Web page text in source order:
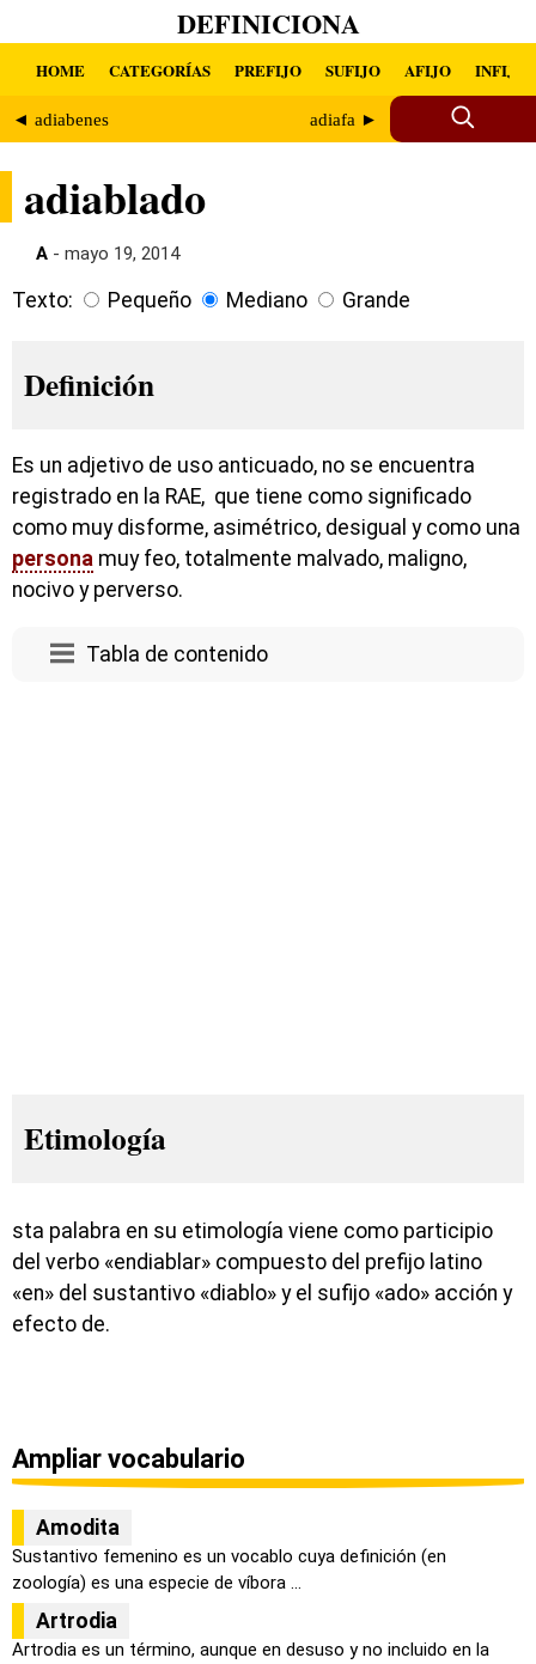
DEFINICIONA
HOME CATEGORÍAS PREFIJO SUFIJO AFIJO INFIJO
◄ adiabenes adiafa ►
adiablado
A - mayo 19, 2014
Texto: Pequeño Mediano Grande
Definición
Es un adjetivo de uso anticuado, no se encuentra
registrado en la RAE, que tiene como significado
como muy disforme, asimétrico, desigual y como una
persona muy feo, totalmente malvado, maligno,
nocivo y perverso.
Tabla de contenido
Etimología
sta palabra en su etimología viene como participio
del verbo «endiablar» compuesto del prefijo latino
«en» del sustantivo «diablo» y el sufijo «ado» acción y
efecto de.
Ampliar vocabulario
Amodita
Sustantivo femenino es un vocablo cuya definición (en
zoología) es una especie de víbora ...
Artrodia
Artrodia es un término, aunque en desuso y no incluido en la